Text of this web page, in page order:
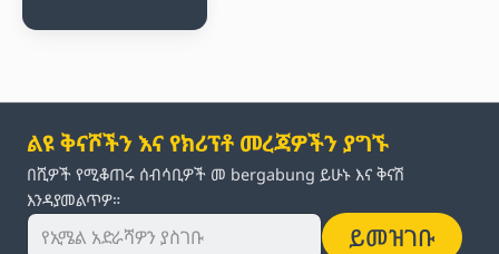
ልዩ ቅናሾችን እና የክሪፕቶ መረጃዎችን ያግኙ
በሺዎች የሚቆጠሩ ሰብሳቢዎች መ bergabung ይሁኑ እና ቅናሽ
እንዳያመልጥዎ።
ይመዝገቡ